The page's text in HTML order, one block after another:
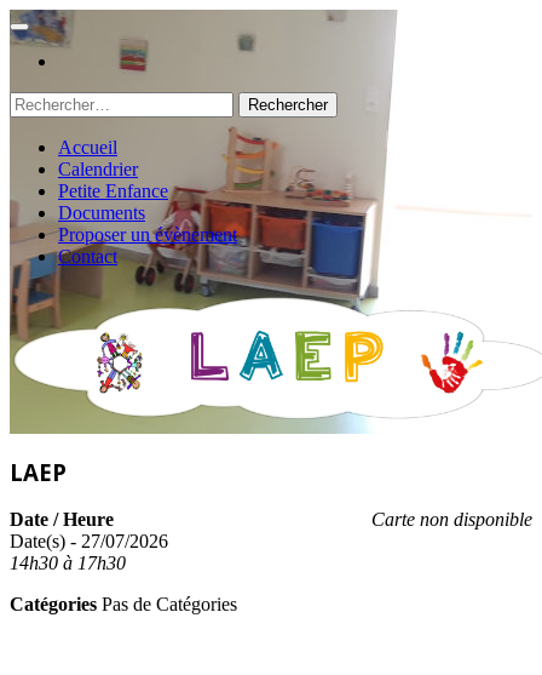
Rechercher :
Accueil
Calendrier
Petite Enfance
Documents
Proposer un évènement
Contact
LAEP
Carte non disponible
Date / Heure
Date(s) - 27/07/2026
14h30 à 17h30
Catégories Pas de Catégories